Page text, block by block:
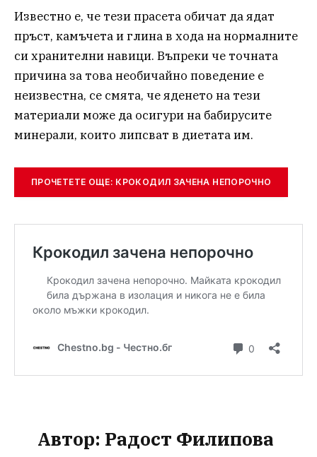
Известно е, че тези прасета обичат да ядат
пръст, камъчета и глина в хода на нормалните
си хранителни навици. Въпреки че точната
причина за това необичайно поведение е
неизвестна, се смята, че яденето на тези
материали може да осигури на бабирусите
минерали, които липсват в диетата им.
ПРОЧЕТЕТЕ ОЩЕ: КРОКОДИЛ ЗАЧЕНА НЕПОРОЧНО
Автор: Радост Филипова